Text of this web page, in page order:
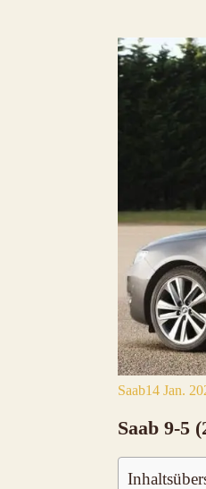
Saab14 Jan.
Saab 9-5